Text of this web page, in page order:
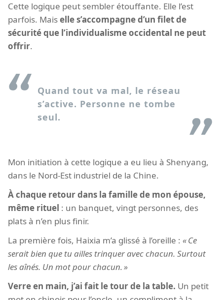
Cette logique peut sembler étouffante. Elle l’est
parfois. Maiselle s’accompagne d’un filet de
sécurité que l’individualisme occidental ne peut
offrir.
Quand tout va mal, le réseau
s’active. Personne ne tombe
seul.
Mon initiation à cette logique a eu lieu à Shenyang,
dans le Nord-Est industriel de la Chine.
À chaque retour dans la famille de mon épouse,
même rituel : un banquet, vingt personnes, des
plats à n’en plus finir.
La première fois, Haixia m’a glissé à l’oreille :
Ce
serait bien que tu ailles trinquer avec chacun. Surtout
les aînés. Un mot pour chacun.
Verre en main, j’ai fait le tour de la table. Un petit